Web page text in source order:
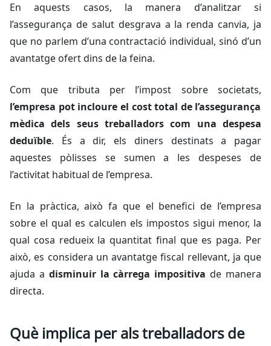
En aquests casos, la manera d’analitzar si
l’assegurança de salut desgrava a la renda canvia, ja
que no parlem d’una contractació individual, sinó d’un
avantatge ofert dins de la feina.
Com que tributa per l’impost sobre societats,
l’empresa pot incloure el cost total de l’assegurança
mèdica dels seus treballadors com una despesa
deduïble. És a dir, els diners destinats a pagar
aquestes pòlisses se sumen a les despeses de
l’activitat habitual de l’empresa.
En la pràctica, això fa que el benefici de l’empresa
sobre el qual es calculen els impostos sigui menor, la
qual cosa redueix la quantitat final que es paga. Per
això, es considera un avantatge fiscal rellevant, ja que
ajuda a disminuir la càrrega impositiva de manera
directa.
Què implica per als treballadors de